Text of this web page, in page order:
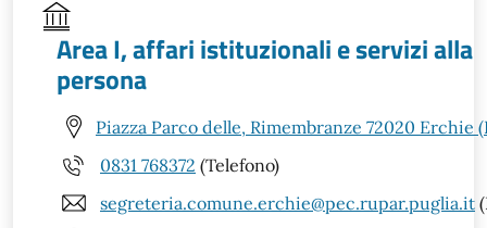
Area I, affari istituzionali e servizi alla
persona
Piazza Parco delle, Rimembranze 72020 Erchie
0831 768372 (Telefono)
segreteria.comune.erchie@pec.rupar.puglia.it